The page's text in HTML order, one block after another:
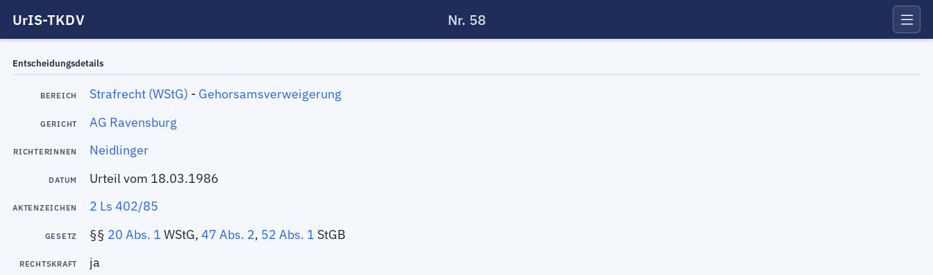
UrIS-TKDV Nr. 58
Entscheidungsdetails
BEREICH Strafrecht (WStG) - Gehorsamsverweigerung
GERICHT AG Ravensburg
RICHTERINNEN Neidlinger
DATUM Urteil vom 18.03.1986
AKTENZEICHEN 2 Ls 402/85
GESETZ §§ 20 Abs. 1 WStG,47 Abs. 2, 52 Abs. 1 StGB
RECHTSKRAFT ja